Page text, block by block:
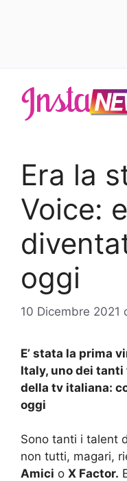
contenuto
Era la
Voice:
oggi
10 Dicembre 2021
E’ stata la prima
Italy, uno dei
della tv italiana:
oggi
Sono tanti i talent
non tutti, magari,
Amici o X Factor.